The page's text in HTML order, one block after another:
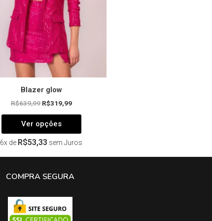
Blazer glow
R$639,99 R$319,99
Ver opções
na
6x de R$53,33 sem Juros
COMPRA SEGURA